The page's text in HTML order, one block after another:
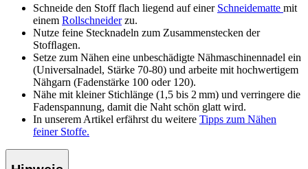
Schneide den Stoffflach liegend auf einer Schneidematte mit
einem Rollschneiderzu.
Nutze feine Stecknadeln zum Zusammenstecken der
Stofﬂagen.
Setze zum Nähen eine unbeschädigte Nähmaschinennadel ein
(Universalnadel, Stärke 70-80) und arbeite mit hochwertigem
Nähgarn (Fadenstärke 100 oder 120).
Nähe mit kleiner Stichlänge (1,5 bis 2 mm) und verringere die
Fadenspannung, damit die Naht schön glatt wird.
In unserem Artikel erfährst du weitere Tipps zum Nähen
feiner Stoffe.